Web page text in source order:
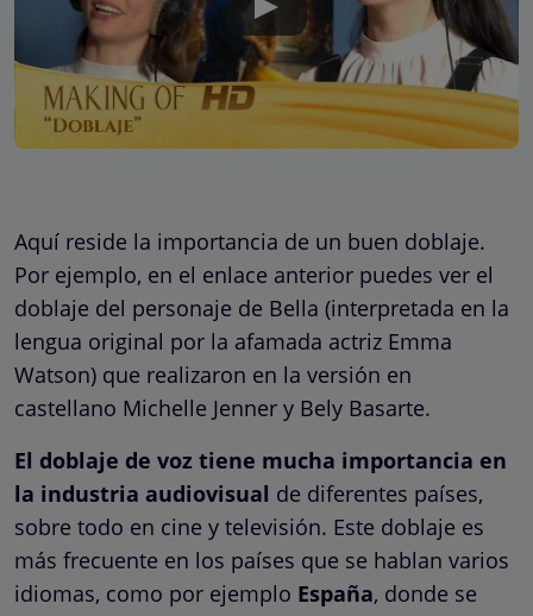
Aquí reside la importancia de un buen doblaje.
Por ejemplo, en el enlace anterior puedes ver el
doblaje del personaje de Bella (interpretada en la
lengua original por la afamada actriz Emma
Watson) que realizaron en la versión en
castellano Michelle Jenner y Bely Basarte.
El doblaje de voz tiene mucha importancia en
la industria audiovisual de diferentes países,
sobre todo en cine y televisión. Este doblaje es
más frecuente en los países que se hablan varios
idiomas, como por ejemplo España, donde se